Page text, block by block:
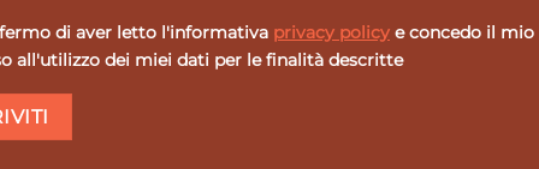
di aver letto l'informativa privacy policy e concedo il mio
all'utilizzo dei miei dati per le finalità descritte